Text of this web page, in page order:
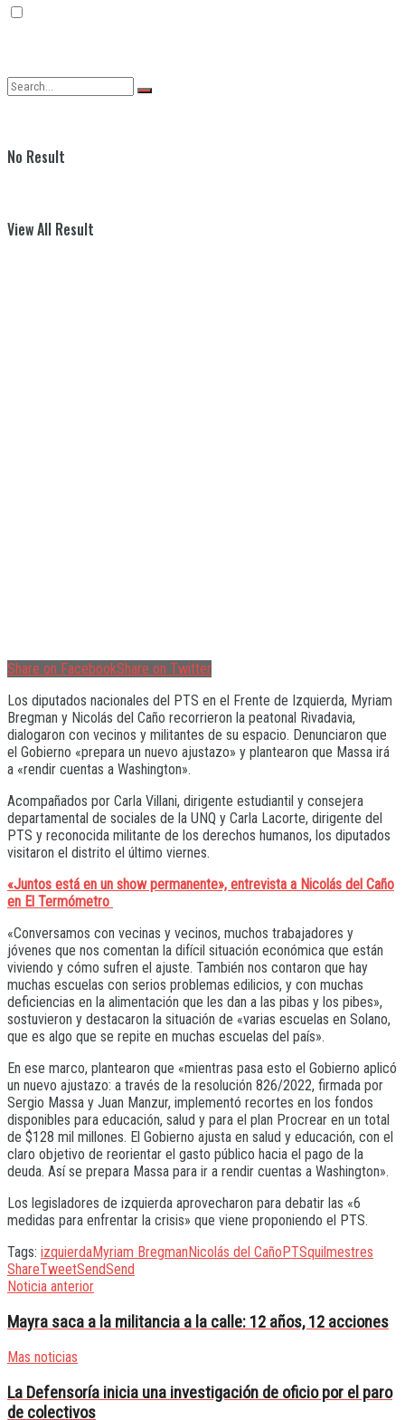
No Result
View All Result
Share on FacebookShare on Twitter
Los diputados nacionales del PTS en el Frente de Izquierda, Myriam
Bregman y Nicolás del Caño recorrieron la peatonal Rivadavia,
dialogaron con vecinos y militantes de su espacio. Denunciaron que
el Gobierno «prepara un nuevo ajustazo» y plantearon que Massa irá
a «rendir cuentas a Washington».
Acompañados por Carla Villani, dirigente estudiantil y consejera
departamental de sociales de la UNQ y Carla Lacorte, dirigente del
PTS y reconocida militante de los derechos humanos, los diputados
visitaron el distrito el último viernes.
«Juntos está en un show permanente», entrevista a Nicolás del Caño
en El Termómetro
«Conversamos con vecinas y vecinos, muchos trabajadores y
jóvenes que nos comentan la difícil situación económica que están
viviendo y cómo sufren el ajuste. También nos contaron que hay
muchas escuelas con serios problemas edilicios, y con muchas
deficiencias en la alimentación que les dan a las pibas y los pibes»,
sostuvieron y destacaron la situación de «varias escuelas en Solano,
que es algo que se repite en muchas escuelas del país».
En ese marco, plantearon que «mientras pasa esto el Gobierno aplicó
un nuevo ajustazo: a través de la resolución 826/2022, firmada por
Sergio Massa y Juan Manzur, implementó recortes en los fondos
disponibles para educación, salud y para el plan Procrear en un total
de $128 mil millones. El Gobierno ajusta en salud y educación, con el
claro objetivo de reorientar el gasto público hacia el pago de la
deuda. Así se prepara Massa para ir a rendir cuentas a Washington».
Los legisladores de izquierda aprovecharon para debatir las «6
medidas para enfrentar la crisis» que viene proponiendo el PTS.
Tags: izquierdaMyriam BregmanNicolás del CañoPTSquilmestres
ShareTweetSendSend
Noticia anterior
Mayra saca a la militancia a la calle: 12 años, 12 acciones
Mas noticias
La Defensoría inicia una investigación de oficio por el paro
de colectivos